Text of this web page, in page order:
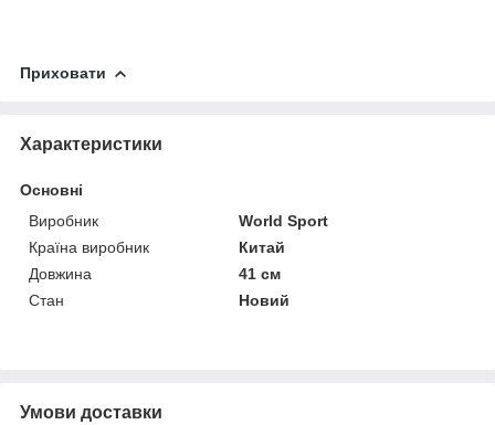
Приховати
Характеристики
Основні
Виробник
World Sport
Країна виробник
Китай
Довжина
41 см
Стан
Новий
Умови доставки